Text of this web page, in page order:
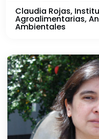
Claudia Rojas,
Agroalimentarias,
Ambientales